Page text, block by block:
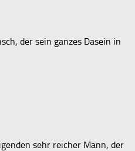
der sein ganzes Dasein in
sehr reicher Mann, der